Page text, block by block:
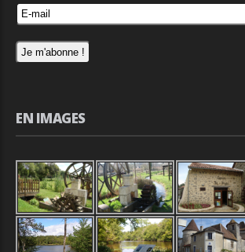
EN IMAGES